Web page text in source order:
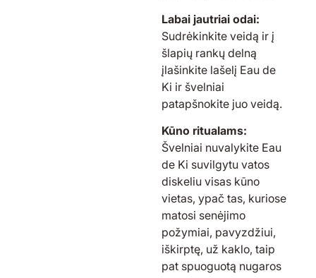
Labai jautriai odai:
Sudrėkinkite veidą ir į
šlapių rankų delną
įlašinkite lašelį Eau de
Ki ir švelniai
patapšnokite juo veidą.
Kūno ritualams:
Švelniai nuvalykite Eau
de Ki suvilgytu vatos
diskeliu visas kūno
vietas, ypač tas, kuriose
matosi senėjimo
požymiai, pavyzdžiui,
iškirptę, už kaklo, taip
pat spuoguotą nugaros